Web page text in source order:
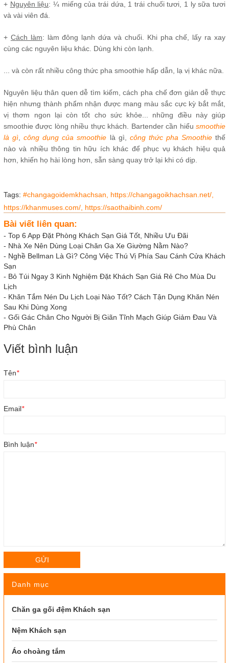
+ Nguyên liệu: ¼ miếng của trái dứa, 1 trái chuối tươi, 1 ly sữa tươi
và vài viên đá.
+ Cách làm: làm đông lạnh dứa và chuối. Khi pha chế, lấy ra xay
cùng các nguyên liệu khác. Dùng khi còn lạnh.​
... và còn rất nhiều công thức pha smoothie hấp dẫn, lạ vị khác nữa.
​Nguyên liệu thân quen dễ tìm kiếm, cách pha chế đơn giản dễ thực
hiện nhưng thành phẩm nhận được mang màu sắc cực kỳ bắt mắt,
vị thơm ngon lại còn tốt cho sức khỏe... những điều này giúp
smoothie được lòng nhiều thực khách. Bartender cần hiểu smoothie
là gì
công dụng của smoothie là gì, công thức pha Smoothiethế
nào và nhiều thông tin hữu ích khác để phục vụ khách hiệu quả
hơn, khiến họ hài lòng hơn, sẵn sàng quay trở lại khi có dịp.
Tags: #changagoidemkhachsan, https://changagoikhachsan.net/,
https://khanmuses.com/, https://saothaibinh.com/
Bài viết liên quan:
- Top 6 App Đặt Phòng Khách Sạn Giá Tốt, Nhiều Ưu Đãi
- Nhà Xe Nên Dùng Loại Chăn Ga Xe Giường Nằm Nào?
- Nghề Bellman Là Gì? Công Việc Thú Vị Phía Sau Cánh Cửa Khách
Sạn
- Bỏ Túi Ngay 3 Kinh Nghiệm Đặt Khách Sạn Giá Rẻ Cho Mùa Du
Lịch
- Khăn Tắm Nén Du Lịch Loại Nào Tốt? Cách Tận Dụng Khăn Nén
Sau Khi Dùng Xong
- Gối Gác Chân Cho Người Bị Giãn Tĩnh Mạch Giúp Giảm Đau Và
Phù Chân
Viết bình luận
Tên*
Email*
Bình luận*
GỬI
Danh mục
Chăn ga gối đệm Khách sạn
Nệm Khách sạn
Áo choàng tắm